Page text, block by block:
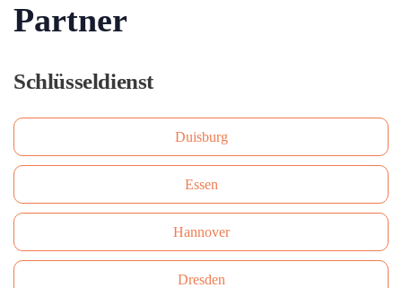
Partner
Schlüsseldienst
Duisburg
Essen
Hannover
Dresden